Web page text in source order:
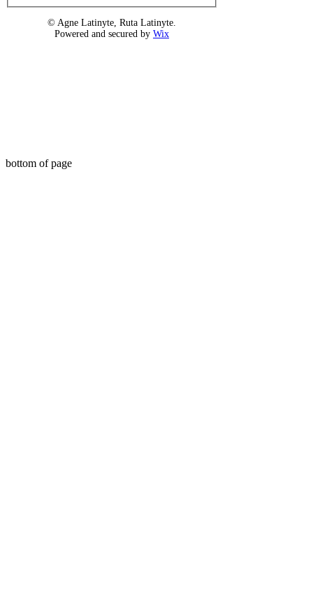
© Agne Latinyte, Ruta Latinyte.
Powered and secured by Wix
bottom of page